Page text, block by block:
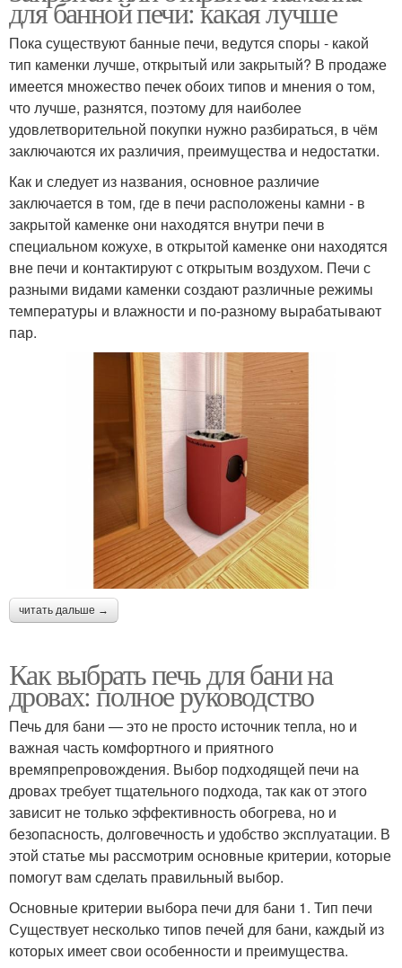
для банной печи: какая лучше
Пока существуют банные печи, ведутся споры - какой
тип каменки лучше, открытый или закрытый? В продаже
имеется множество печек обоих типов и мнения о том,
что лучше, разнятся, поэтому для наиболее
удовлетворительной покупки нужно разбираться, в чём
заключаются их различия, преимущества и недостатки.
Как и следует из названия, основное различие
заключается в том, где в печи расположены камни - в
закрытой каменке они находятся внутри печи в
специальном кожухе, в открытой каменке они находятся
вне печи и контактируют с открытым воздухом. Печи с
разными видами каменки создают различные режимы
температуры и влажности и по-разному вырабатывают
пар.
читать дальше →
Как выбрать печь для бани на
дровах: полное руководство
Печь для бани — это не просто источник тепла, но и
важная часть комфортного и приятного
времяпрепровождения. Выбор подходящей печи на
дровах требует тщательного подхода, так как от этого
зависит не только эффективность обогрева, но и
безопасность, долговечность и удобство эксплуатации. В
этой статье мы рассмотрим основные критерии, которые
помогут вам сделать правильный выбор.
Основные критерии выбора печи для бани 1. Тип печи
Существует несколько типов печей для бани, каждый из
которых имеет свои особенности и преимущества.